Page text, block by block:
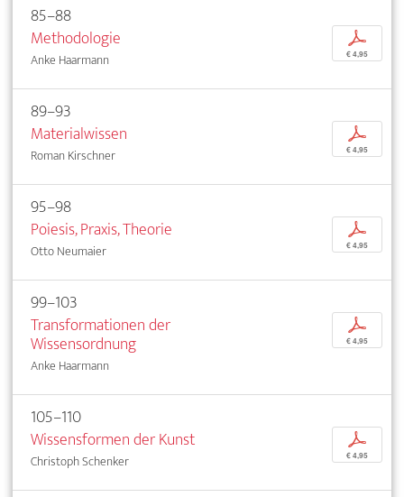
85–88
Methodologie
Anke Haarmann
p
€ 4,95
89–93
Materialwissen
Roman Kirschner
p
€ 4,95
95–98
Poiesis, Praxis, Theorie
Otto Neumaier
p
€ 4,95
99–103
Transformationen der
Wissensordnung
Anke Haarmann
p
€ 4,95
105–110
Wissensformen der Kunst
Christoph Schenker
p
€ 4,95